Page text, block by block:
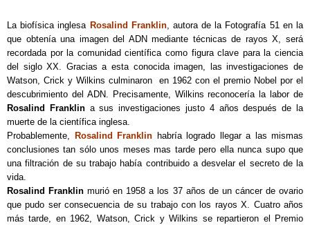
La biofísica inglesa Rosalind Franklin, autora de la Fotografía 51 en la
que obtenía una imagen del ADN mediante técnicas de rayos X, será
recordada por la comunidad científica como figura clave para la ciencia
del siglo XX. Gracias a esta conocida imagen, las investigaciones de
Watson, Crick y Wilkins culminaron en 1962 con el premio Nobel por el
descubrimiento del ADN. Precisamente, Wilkins reconocería la labor de
Rosalind Franklina sus investigaciones justo 4 años después de la
muerte de la científica inglesa.
Probablemente,
Rosalind Franklin habría logrado llegar a las mismas
conclusiones tan sólo unos meses mas tarde pero ella nunca supo que
una filtración de su trabajo había contribuido a desvelar el secreto de la
vida.
Rosalind Franklin murió en 1958 a los 37 años de un cáncer de ovario
que pudo ser consecuencia de su trabajo con los rayos X. Cuatro años
más tarde, en 1962, Watson, Crick y Wilkins se repartieron el Premio